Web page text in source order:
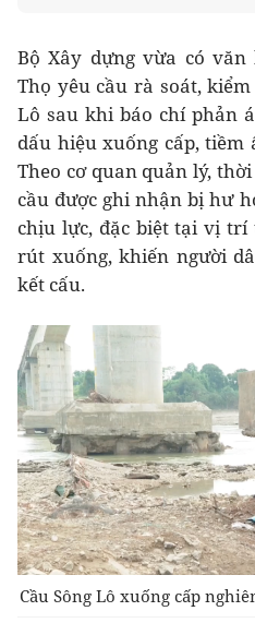
Bộ Xây dựng vừa có
Thọ yêu cầu rà soát,
Lô sau khi báo chí phản
dấu hiệu xuống cấp,
Theo cơ quan quản lý,
cầu được ghi nhận bị hư
chịu lực, đặc biệt tại vị
rút xuống, khiến người
kết cấu.
Cầu Sông Lô xuống cấp